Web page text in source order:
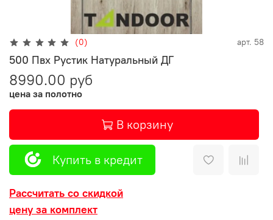
(0) арт. 58
500 Пвх Рустик Натуральный ДГ
8990.00 руб
цена за полотно
В корзину
Купить в кредит
Рассчитать со скидкой
цену за комплект